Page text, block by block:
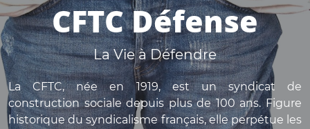
CFTC Défense
La Vie à Défendre
La CFTC, née en 1919, est un syndicat de
construction sociale depuis plus de 100 ans. Figure
historique du syndicalisme français, elle perpétue les